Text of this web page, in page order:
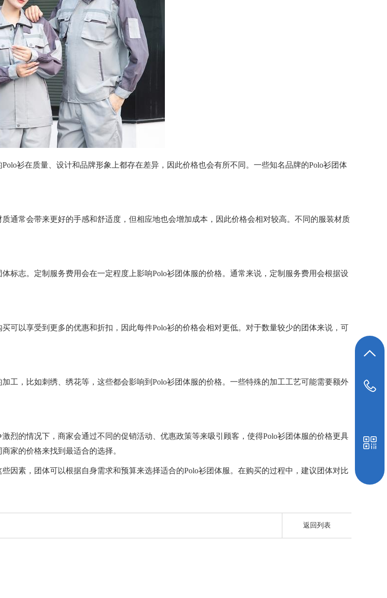
衫在质量、设计和品牌形象上都存在差异，因此价格也会有所不同。一些知名品牌的Polo衫团体
通常会带来更好的手感和舒适度，但相应地也会增加成本，因此价格会相对较高。不同的服装材质
标志。定制服务费用会在一定程度上影响Polo衫团体服的价格。通常来说，定制服务费用会根据设
可以享受到更多的优惠和折扣，因此每件Polo衫的价格会相对更低。对于数量较少的团体来说，可
工，比如刺绣、绣花等，这些都会影响到Polo衫团体服的价格。一些特殊的加工工艺可能需要额外
烈的情况下，商家会通过不同的促销活动、优惠政策等来吸引顾客，使得Polo衫团体服的价格更具
家的价格来找到最适合的选择。
因素，团体可以根据自身需求和预算来选择适合的Polo衫团体服。在购买的过程中，建议团体对比
返回列表
19948039647